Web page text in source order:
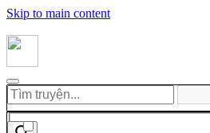
Skip to main content